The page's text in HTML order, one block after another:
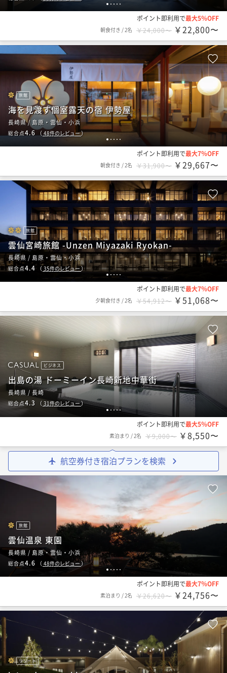
1 2 3 4 5
ポイント即利用で最大5％OFF
朝食付き /2名 ￥24,000〜 ￥22,800〜
1 2 3 4 5
旅館
海を見渡す個室露天の宿 伊勢屋
長崎県 / 島原・雲仙・小浜
総合点4.6 （ 48件のレビュー）
ポイント即利用で最大7％OFF
朝食付き /2名 ￥31,900〜 ￥29,667〜
1 2 3 4 5
旅館
雲仙宮崎旅館 -Unzen Miyazaki Ryokan-
長崎県 / 島原・雲仙・小浜
総合点4.4（ 35件のレビュー）
ポイント即利用で最大7％OFF
夕朝食付き /2名 ￥54,912〜 ￥51,068〜
12345
ビジネス
出島の湯 ドーミーイン長崎新地中華街
長崎県 / 長崎
総合点4.3 （ 31件のレビュー）
ポイント即利用で最大5％OFF
素泊まり /2名 ￥9,000〜 ￥8,550〜
航空券付き宿泊プランを検索
1 23 4 5
旅館
雲仙温泉 東園
長崎県 / 島原・雲仙・小浜
総合点4.6 （ 48件のレビュー）
ポイント即利用で最大7％OFF
素泊まり /2名 ￥26,620〜 ￥24,756〜
リゾート